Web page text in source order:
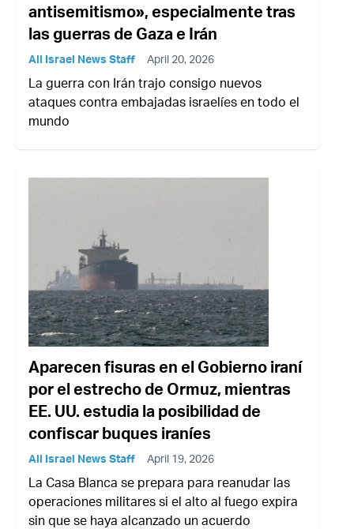
antisemitismo», especialmente tras
las guerras de Gaza e Irán
All Israel News Staff April 20, 2026
La guerra con Irán trajo consigo nuevos
ataques contra embajadas israelíes en todo el
mundo
Aparecen fisuras en el Gobierno iraní
por el estrecho de Ormuz, mientras
EE. UU. estudia la posibilidad de
confiscar buques iraníes
All Israel News Staff April 19, 2026
La Casa Blanca se prepara para reanudar las
operaciones militares si el alto al fuego expira
sin que se haya alcanzado un acuerdo